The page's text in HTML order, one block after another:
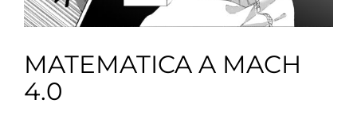
MATEMATICA A MACH
4.0